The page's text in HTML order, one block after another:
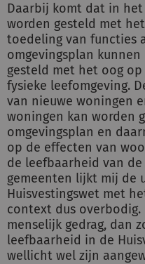
Daarbij komt dat in
worden gesteld met
toedeling van functies
omgevingsplan kunnen
gesteld met het oog
fysieke leefomgeving.
van nieuwe woningen
woningen kan worden
omgevingsplan en
op de effecten van
de leefbaarheid van
gemeenten lijkt mij de
Huisvestingswet met
context dus
menselijk gedrag, dan
leefbaarheid in de
wellicht wel zijn